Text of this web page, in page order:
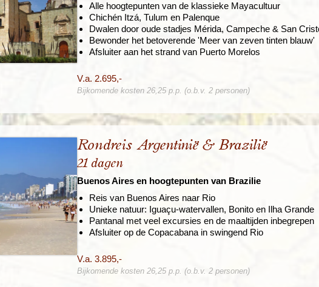
Alle hoogtepunten van de klassieke Mayacultuur
Chichén Itzá, Tulum en Palenque
Dwalen door oude stadjes Mérida, Campeche & San
Bewonder het betoverende 'Meer van zeven tinten blauw'
Afsluiter aan het strand van Puerto Morelos
V.a. 2.695,-
Bijkomende kosten 26,25 p.p. (o.b.v. 2 personen)
Rondreis Argentinië & Brazilië
21 dagen
Buenos Aires en hoogtepunten van Brazilie
Reis van Buenos Aires naar Rio
Unieke natuur: Iguaçu-watervallen, Bonito en Ilha Grande
Pantanal met veel excursies en de maaltijden inbegrepen
Afsluiter op de Copacabana in swingend Rio
V.a. 3.895,-
Bijkomende kosten 26,25 p.p. (o.b.v. 2 personen)